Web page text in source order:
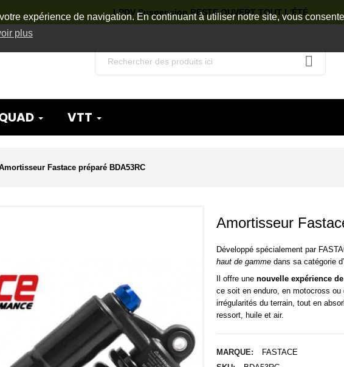
expérience de navigation. En continuant à utiliser notre site, vous
plus
LPDV Suspension RESTE OUVERT TOUT L'ÉTÉ
VTT
Fastace préparé BDA53RC
Amortisseur
Développé spécialement par
haut de gamme dans sa catégorie
Il offre une nouvelle expérience
ce soit en enduro, en motocross ou
irrégularités du terrain, tout en
ressort, huile et air.
MARQUE:
FASTACE